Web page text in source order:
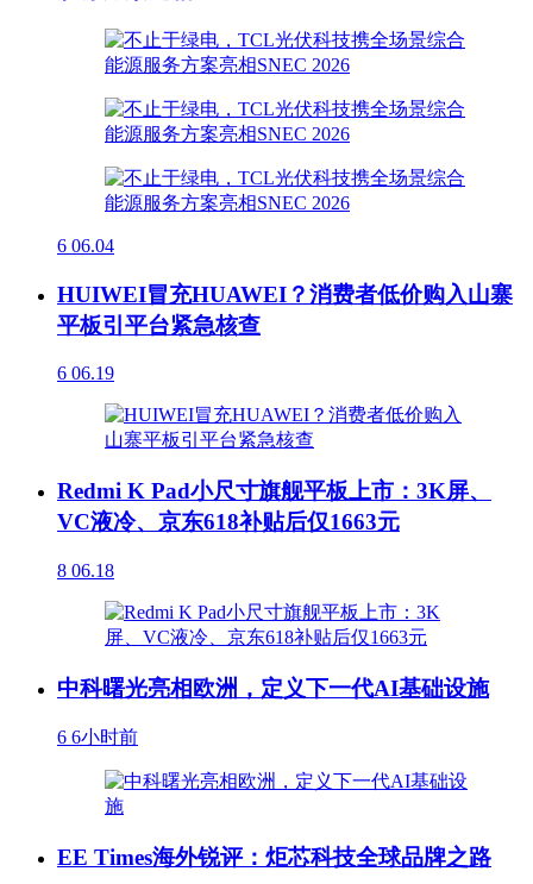
6 06.04
HUIWEI冒充HUAWEI？消费者低价购入山寨
平板引平台紧急核查
6 06.19
Redmi K Pad小尺寸旗舰平板上市：3K屏、
VC液冷、京东618补贴后仅1663元
8 06.18
中科曙光亮相欧洲，定义下一代AI基础设施
6 6小时前
EE Times海外锐评：炬芯科技全球品牌之路